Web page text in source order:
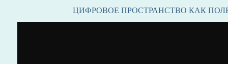
ЦИФРОВОЕ ПРОСТРАНСТВО КАК